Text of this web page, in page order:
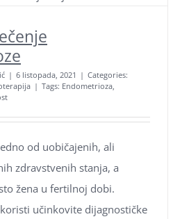
| 6 listopada, 2021 | Categories:
| Tags: Endometrioza,
od uobičajenih, ali
zdravstvenih stanja, a
žena u fertilnoj dobi.
učinkovite dijagnostičke